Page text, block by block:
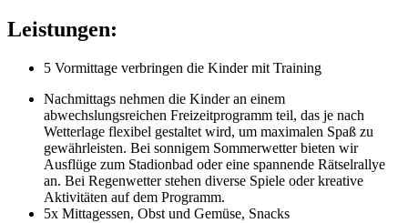
Leistungen:
5 Vormittage verbringen die Kinder mit Training
Nachmittags nehmen die Kinder an einem
abwechslungsreichen Freizeitprogramm teil, das je nach
Wetterlage flexibel gestaltet wird, um maximalen Spaß zu
gewährleisten. Bei sonnigem Sommerwetter bieten wir
Ausflüge zum Stadionbad oder eine spannende Rätselrallye
an. Bei Regenwetter stehen diverse Spiele oder kreative
Aktivitäten auf dem Programm.
5x Mittagessen, Obst und Gemüse, Snacks